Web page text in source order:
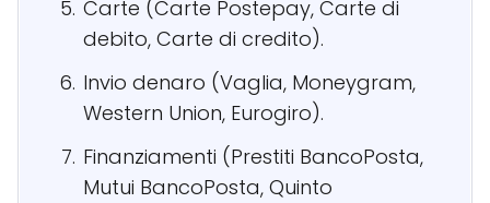
Carte (Carte Postepay, Carte di
debito, Carte di credito).
Invio denaro (Vaglia, Moneygram,
Western Union, Eurogiro).
Finanziamenti (Prestiti BancoPosta,
Mutui BancoPosta, Quinto